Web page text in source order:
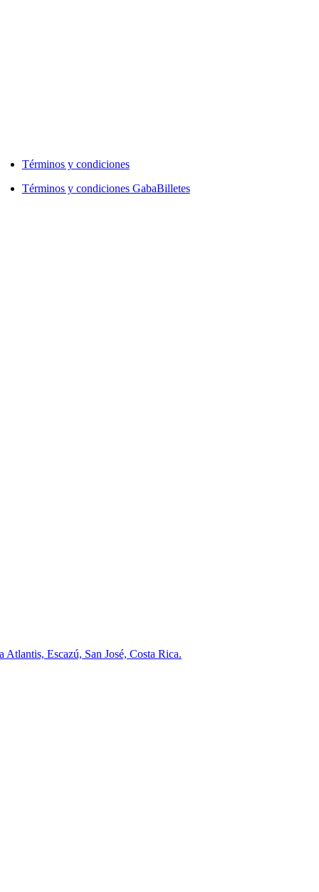
Términos y condiciones
Términos y condiciones GabaBilletes
Atlantis, Escazú, San José, Costa Rica.